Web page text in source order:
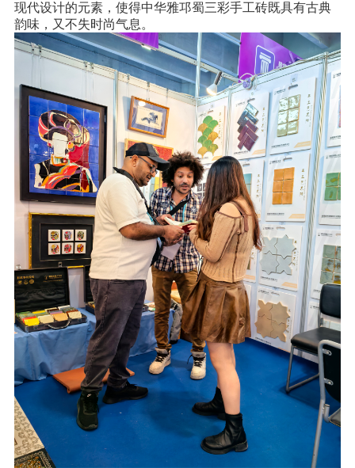
现代设计的元素，使得中华雅邛蜀三彩手工砖既具有古典
韵味，又不失时尚气息。